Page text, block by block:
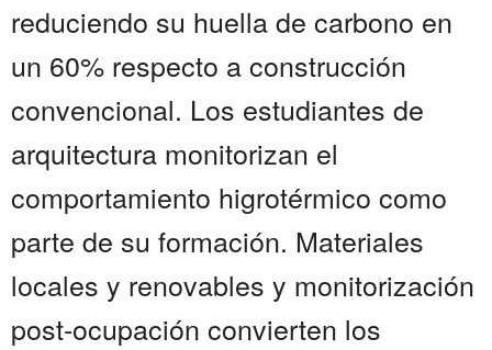
reduciendo su huella de carbono en
un 60% respecto a construcción
convencional. Los estudiantes de
arquitectura monitorizan el
comportamiento higrotérmico como
parte de su formación. Materiales
locales y renovables y monitorización
post-ocupación convierten los